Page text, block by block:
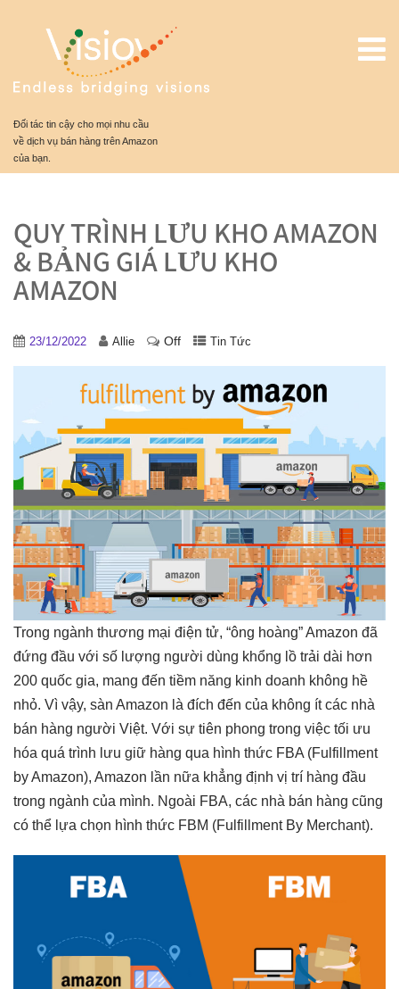
Đối tác tin cậy cho mọi nhu cầu
về dịch vụ bán hàng trên Amazon
của bạn.
QUY TRÌNH LƯU KHO AMAZON
& BẢNG GIÁ LƯU KHO
AMAZON
23/12/2022 Allie Off Tin Tức
Trong ngành thương mại điện tử, “ông hoàng” Amazon đã
đứng đầu với số lượng người dùng khổng lồ trải dài hơn
200 quốc gia, mang đến tiềm năng kinh doanh không hề
nhỏ. Vì vậy, sàn Amazon là đích đến của không ít các nhà
bán hàng người Việt. Với sự tiên phong trong việc tối ưu
hóa quá trình lưu giữ hàng qua hình thức FBA (Fulfillment
by Amazon), Amazon lần nữa khẳng định vị trí hàng đầu
trong ngành của mình. Ngoài FBA, các nhà bán hàng cũng
có thể lựa chọn hình thức FBM (Fulfillment By Merchant).